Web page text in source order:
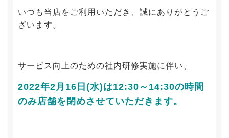
いつも当店をご利用いただき、誠にありがとうご
ざいます。
サービス向上のための社内研修実施に伴い、
2022年2月16日(水)は12:30～14:30の時間
のみ店舗を閉めさせていただきます。